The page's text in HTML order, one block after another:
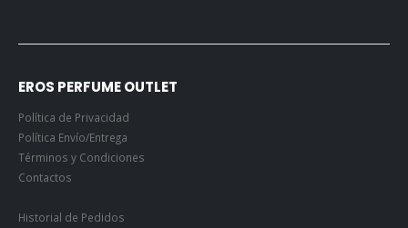
EROS PERFUME OUTLET
Política de Privacidad
Política Envío/Entrega
Términos y Condiciones
Contactos
Historial de Pedidos